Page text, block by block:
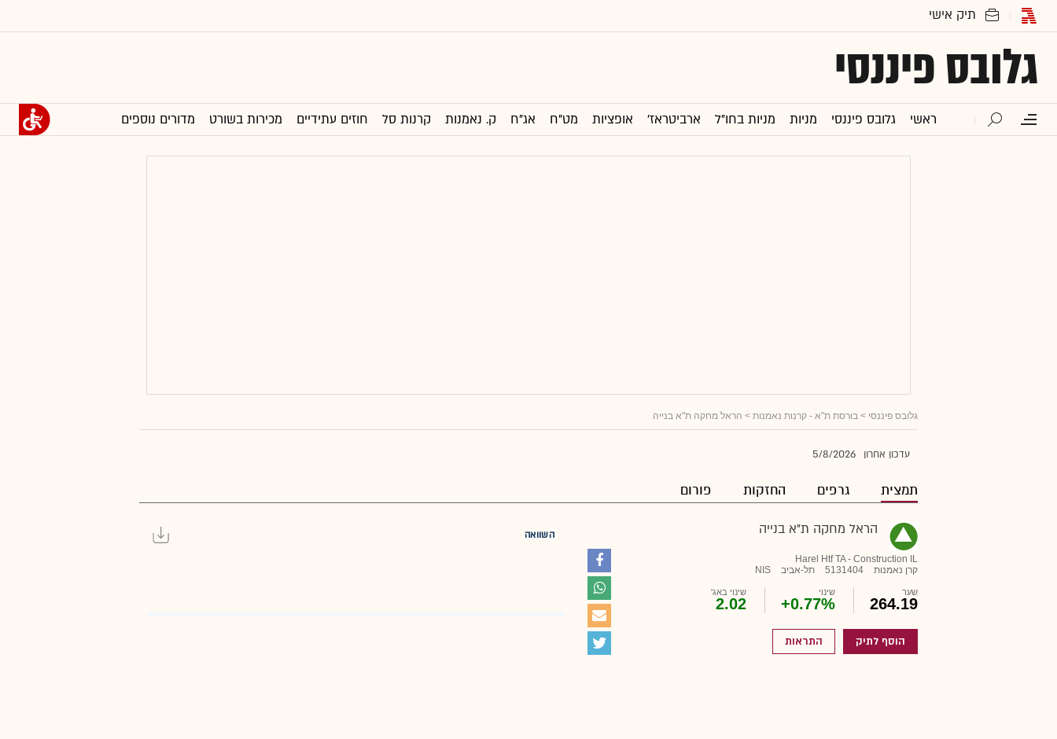
גלובס פיננסי
ראשי גלובס פיננסי מניות מניות בחו"ל ארביטראז' אופציות מט"ח אג"ח ק. נאמנות קרנות סל חוזים עתידיים מכירות בשורט מדורים נוספים
גלובס פיננסי > בורסת ת"א - קרנות נאמנות > הראל מחקה ת"א בנייה
עדכון אחרון 5/8/2026
תמצית גרפים החזקות פורום
הראל מחקה ת"א בנייה
Harel Htf TA - Construction IL
קרן נאמנות
5131404 תל-אביב NIS
שער
264.19
שינוי
+0.77%
שינוי באג'
2.02
הוסף לתיק התראות
השוואה